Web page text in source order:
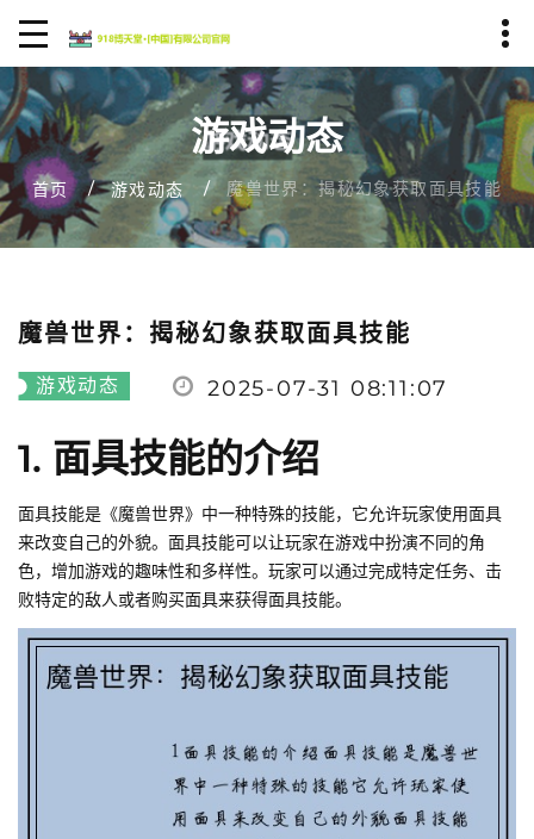
游戏动态
首页 游戏动态 魔兽世界：揭秘幻象获取面具技能
魔兽世界：揭秘幻象获取面具技能
游戏动态 2025-07-31 08:11:07
1. 面具技能的介绍
面具技能是《魔兽世界》中一种特殊的技能，它允许玩家使用面具
来改变自己的外貌。面具技能可以让玩家在游戏中扮演不同的角
色，增加游戏的趣味性和多样性。玩家可以通过完成特定任务、击
败特定的敌人或者购买面具来获得面具技能。